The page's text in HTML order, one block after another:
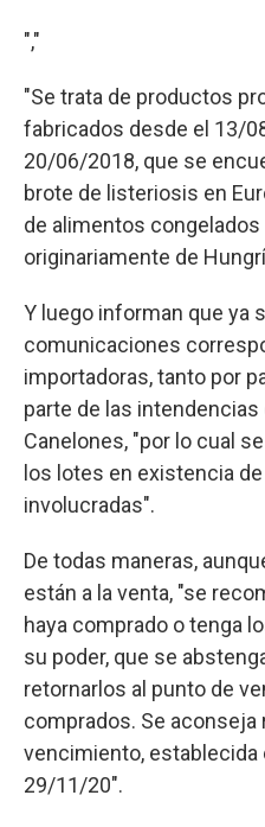
","
"Se trata de productos
fabricados desde el 13/
20/06/2018, que se
brote de listeriosis en
de alimentos
originariamente de
Y luego informan que ya
comunicaciones
importadoras, tanto por
parte de las
Canelones, "por lo cual
los lotes en existencia
involucradas".
De todas maneras,
están a la venta, "se
haya comprado o tenga
su poder, que se
retornarlos al punto de
comprados. Se aconseja
vencimiento, establecida
29/11/20".